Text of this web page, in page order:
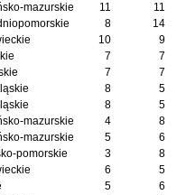
mazurskie 11
11
8
14
10
9
7
7
7
7
8
5
8
5
mazurskie 4
8
mazurskie 5
6
pomorskie 3
8
6
5
5
6